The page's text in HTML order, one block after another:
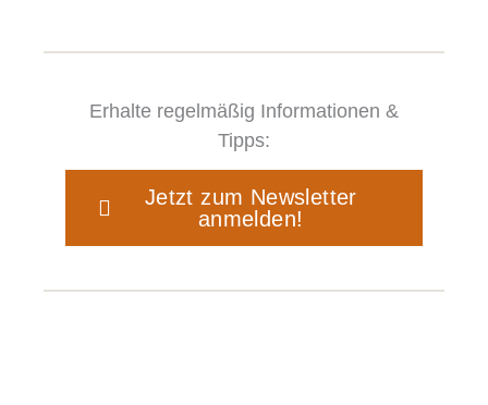
Erhalte regelmäßig Informationen &
Tipps:
Jetzt zum Newsletter
anmelden!